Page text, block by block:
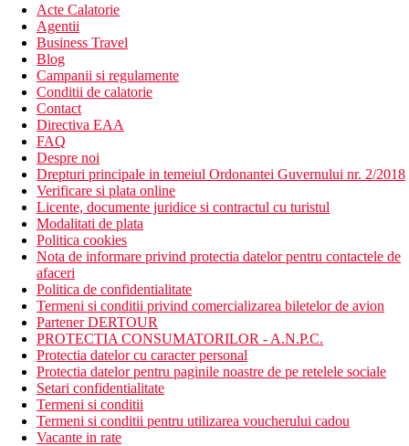
Acte Calatorie
Agentii
Business Travel
Blog
Campanii si regulamente
Conditii de calatorie
Contact
Directiva EAA
FAQ
Despre noi
Drepturi principale in temeiul Ordonantei Guvernului nr. 2/2018
Verificare si plata online
Licente, documente juridice si contractul cu turistul
Modalitati de plata
Politica cookies
Nota de informare privind protectia datelor pentru contactele de
afaceri
Politica de confidentialitate
Termeni si conditii privind comercializarea biletelor de avion
Partener DERTOUR
PROTECTIA CONSUMATORILOR - A.N.P.C.
Protectia datelor cu caracter personal
Protectia datelor pentru paginile noastre de pe retelele sociale
Setari confidentialitate
Termeni si conditii
Termeni si conditii pentru utilizarea voucherului cadou
Vacante in rate